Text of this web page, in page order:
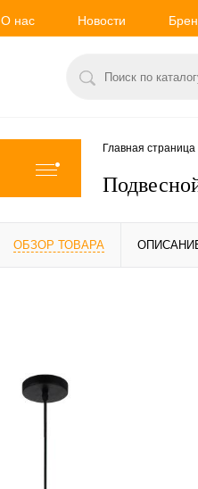
О нас Новости
Главная страница
ОБЗОР ТОВАРА